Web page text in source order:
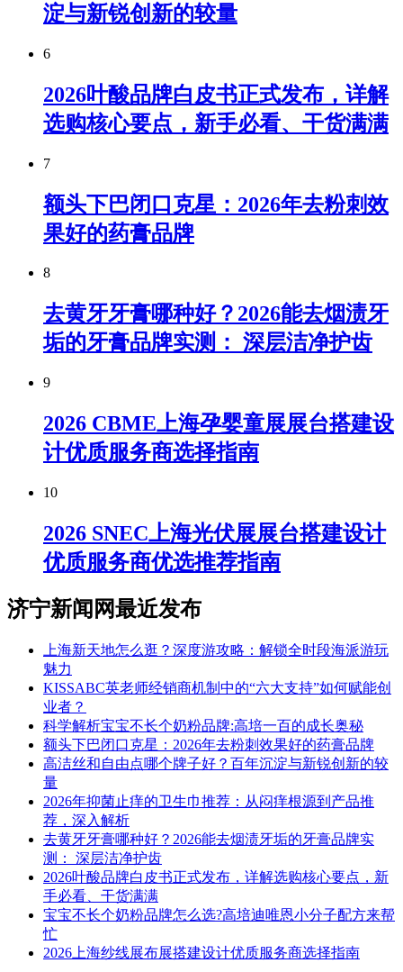
淀与新锐创新的较量
6
2026叶酸品牌白皮书正式发布，详解
选购核心要点，新手必看、干货满满
7
额头下巴闭口克星：2026年去粉刺效
果好的药膏品牌
8
去黄牙牙膏哪种好？2026能去烟渍牙
垢的牙膏品牌实测： 深层洁净护齿
9
2026 CBME上海孕婴童展展台搭建设
计优质服务商选择指南
10
2026 SNEC上海光伏展展台搭建设计
优质服务商优选推荐指南
济宁新闻网最近发布
上海新天地怎么逛？深度游攻略：解锁全时段海派游玩
魅力
KISSABC英老师经销商机制中的“六大支持”如何赋能创
业者？
科学解析宝宝不长个奶粉品牌:高培一百的成长奥秘
额头下巴闭口克星：2026年去粉刺效果好的药膏品牌
高洁丝和自由点哪个牌子好？百年沉淀与新锐创新的较
量
2026年抑菌止痒的卫生巾推荐：从闷痒根源到产品推
荐，深入解析
去黄牙牙膏哪种好？2026能去烟渍牙垢的牙膏品牌实
测： 深层洁净护齿
2026叶酸品牌白皮书正式发布，详解选购核心要点，新
手必看、干货满满
宝宝不长个奶粉品牌怎么选?高培迪唯恩小分子配方来帮
忙
2026上海纱线展布展搭建设计优质服务商选择指南